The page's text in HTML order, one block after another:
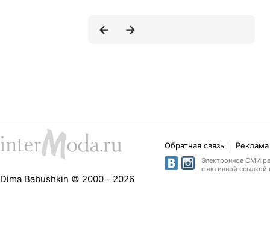
Dima Babushkin © 2000 - 2026
Обратная связь
Электронное СМИ
с активной ссылкой